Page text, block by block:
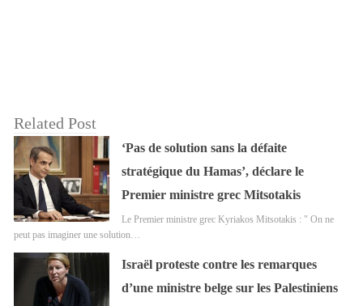
Related Post
‘Pas de solution sans la défaite
stratégique du Hamas’, déclare le
Premier ministre grec Mitsotakis
Le Premier ministre grec Kyriakos Mitsotakis : " On ne
peut pas imaginer une solution…
Israël proteste contre les remarques
d’une ministre belge sur les Palestiniens